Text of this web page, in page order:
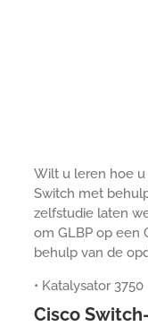
Wilt u leren hoe u
Switch met
zelfstudie laten
om GLBP op een
behulp van de
• Katalysator 3750
Cisco